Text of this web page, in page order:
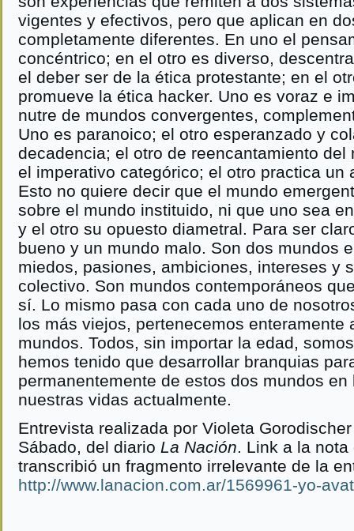
vigentes y efectivos, pero que aplican en
completamente diferentes. En uno el
concéntrico; en el otro es diverso,
el deber ser de la ética protestante; en el
promueve la ética hacker. Uno es voraz e
nutre de mundos convergentes,
Uno es paranoico; el otro esperanzado y
decadencia; el otro de reencantamiento del
el imperativo categórico; el otro practica un
Esto no quiere decir que el mundo
sobre el mundo instituido, ni que uno sea
y el otro su opuesto diametral. Para ser
bueno y un mundo malo. Son dos mundos
miedos, pasiones, ambiciones, intereses y
colectivo. Son mundos contemporáneos
sí. Lo mismo pasa con cada uno de
los más viejos, pertenecemos enteramente
mundos. Todos, sin importar la edad,
hemos tenido que desarrollar branquias
permanentemente de estos dos mundos
nuestras vidas actualmente.
Entrevista realizada por Violeta
Sábado, del diario La Nación. Link a la
transcribió un fragmento irrelevante de la
http://www.lanacion.com.ar/1569961-yo-